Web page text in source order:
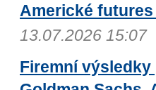
Americké
13.07.2026 15:07
Firemní